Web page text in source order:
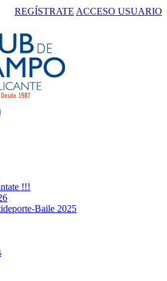
REGÍSTRATE ACCESO USUARIO
!!!
Baile 2025